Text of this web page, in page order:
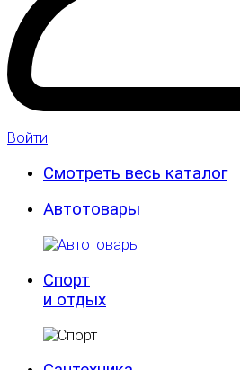
Войти
Смотреть весь каталог
Автотовары
Спорт
и отдых